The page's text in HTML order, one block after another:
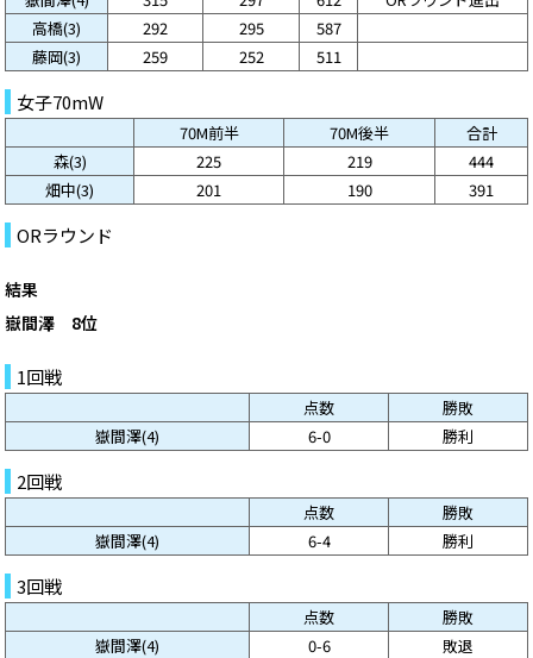
高橋(3)
292 295
587
藤岡(3)
259 252 511
女子70mW
70M前半 70M後半
合計
森(3)
225 219
444
畑中(3)
201 190 391
ORラウンド
結果
嶽間澤 8位
1回戦
点数
勝敗
嶽間澤(4)
6-0 勝利
2回戦
点数
勝敗
嶽間澤(4)
6-4 勝利
3回戦
点数
勝敗
嶽間澤(4)
0-6 敗退